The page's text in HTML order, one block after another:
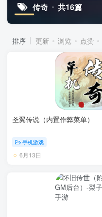
传奇 共16篇
排序 更新 浏览 点赞
圣翼传说（内置作弊菜单）
手机游戏
6月13日